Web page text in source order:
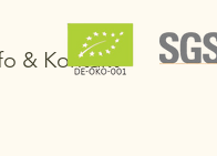
& Kontakt